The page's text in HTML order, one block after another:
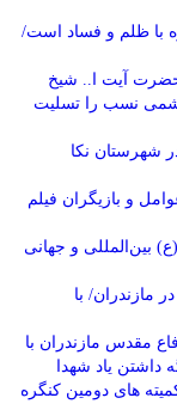
با ظلم و فساد است/
حضرت آیت ا.. شیخ
نسب را تسلیت
شهرستان نکا
۲۵ کربلا ” با عوامل و بازیگران فیلم
بین‌المللی و جهانی
در مازندران/ با
مقدس مازندران با
داشتن یاد شهدا
های دومین کنگره